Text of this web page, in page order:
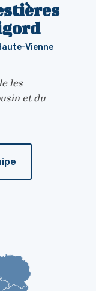
Vienne
les
et du